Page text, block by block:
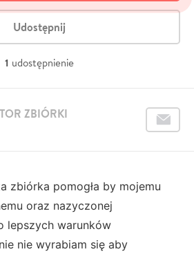
Udostępnij
1 udostępnienie
ZBIÓRKI
zbiórka pomogła by mojemu
oraz nazyczonej
lepszych warunków
nie wyrabiam się aby